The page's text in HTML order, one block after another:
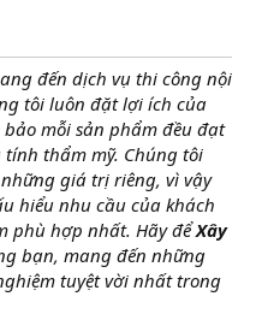
đến dịch vụ thi công nội
tôi luôn đặt lợi ích của
mỗi sản phẩm đều đạt
thẩm mỹ. Chúng tôi
giá trị riêng, vì vậy
hiểu nhu cầu của khách
phù hợp nhất. Hãy đểXây
bạn, mang đến những
tuyệt vời nhất trong